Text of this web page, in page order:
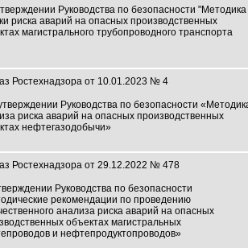
Руководства по безопасности "Методика
риска аварий на опасных производственных
магистрального трубопроводного транспорта
Ростехнадзора от 10.01.2023 № 4
Руководства по безопасности
риска аварий на опасных производственных
нефтегазодобычи»
Ростехнадзора от 29.12.2022 № 478
Руководства по безопасности
рекомендации по проведению
анализа риска аварий на опасных
объектах магистральных
и нефтепродуктопроводов»